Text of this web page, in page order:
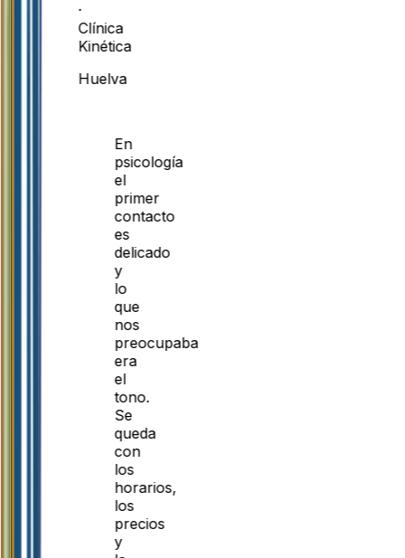
·
Clínica
Kinética
Huelva
En
psicología
el
primer
contacto
es
delicado
y
lo
que
nos
preocupaba
era
el
tono.
Se
queda
con
los
horarios,
los
precios
y